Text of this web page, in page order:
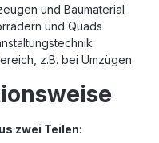
und Baumaterial
und Quads
z.B. bei Umzügen
zwei Teilen: